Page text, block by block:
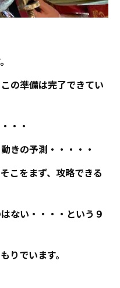
の準備は完了できてい
・・
きの予測・・・・・
こをまず、攻略できる
ない・・・・という９
りでいます。